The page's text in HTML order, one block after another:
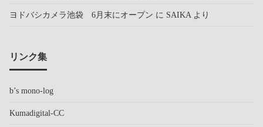
ヨドバシカメラ池袋 6月末にオープン に SAIKA より
リンク集
b’s mono-log
Kumadigital-CC